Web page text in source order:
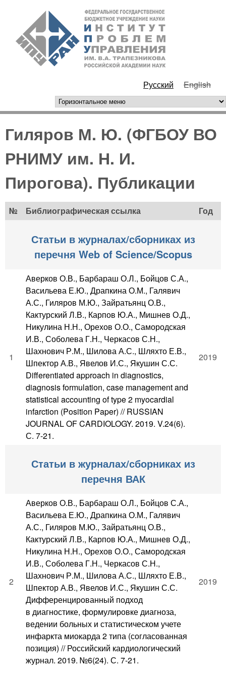
Перейти к основному
содержанию
РАН
Русский English
горизонтальное меню
Гиляров М. Ю. (ФГБОУ ВО
РНИМУ им. Н. И.
Пирогова). Публикации
№ Библиографическая ссылка Год
Статьи в журналах/сборниках из
перечня Web of Science/Scopus
1
Аверков О.В., Барбараш О.Л., Бойцов С.А.,
Васильева Е.Ю., Драпкина О.М., Галявич
А.С., Гиляров М.Ю., Зайратьянц О.В.,
Кактурский Л.В., Карпов Ю.А., Мишнев О.Д.,
Никулина Н.Н., Орехов О.О., Самородская
И.В., Соболева Г.Н., Черкасов С.Н.,
Шахнович Р.М., Шилова А.С., Шляхто Е.В.,
Шпектор А.В., Явелов И.С., Якушин С.С.
Differentiated approach in diagnostics,
diagnosis formulation, case management and
statistical accounting of type 2 myocardial
infarction (Position Paper) // RUSSIAN
JOURNAL OF CARDIOLOGY. 2019. V.24(6).
С. 7-21.
2019
Статьи в журналах/сборниках из
перечня ВАК
2
Аверков О.В., Барбараш О.Л., Бойцов С.А.,
Васильева Е.Ю., Драпкина О.М., Галявич
А.С., Гиляров М.Ю., Зайратьянц О.В.,
Кактурский Л.В., Карпов Ю.А., Мишнев О.Д.,
Никулина Н.Н., Орехов О.О., Самородская
И.В., Соболева Г.Н., Черкасов С.Н.,
Шахнович Р.М., Шилова А.С., Шляхто Е.В.,
Шпектор А.В., Явелов И.С., Якушин С.С.
Дифференцированный подход
в диагностике, формулировке диагноза,
ведении больных и статистическом учете
инфаркта миокарда 2 типа (согласованная
позиция) // Российский кардиологический
журнал. 2019. №6(24). С. 7-21.
2019